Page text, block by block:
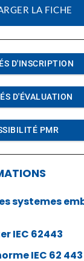
LA FICHE
D'INSCRIPTION
D'ÉVALUATION
PMR
systemes
IEC 62443
IEC 62 443